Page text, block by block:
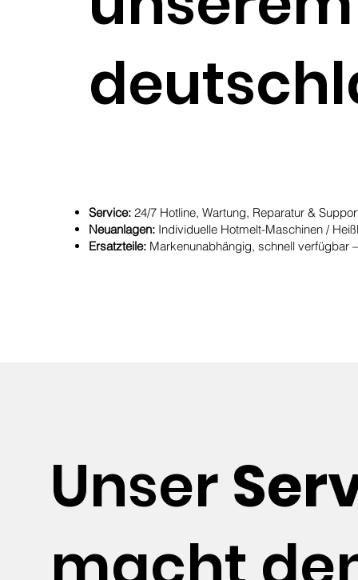
Service:24/7 Hotline, Wartung, Reparatur &
Neuanlagen:Individuelle Hotmelt-Maschinen /
Ersatzteile:Markenunabhängig, schnell verfügbar
Unser